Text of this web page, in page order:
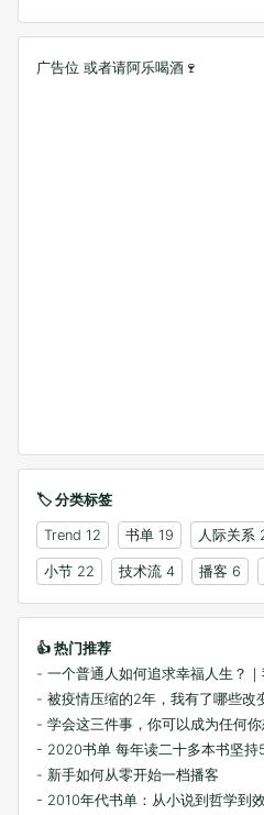
广告位 或者请阿乐喝酒🍷
🏷️ 分类标签
Trend 12 书单 19 人际关系
小节 22 技术流 4 播客 6
👍 热门推荐
- 一个普通人如何追求幸福人生？｜
- 被疫情压缩的2年，我有了哪些改
- 学会这三件事，你可以成为任何
- 2020书单 每年读二十多本书坚持
- 新手如何从零开始一档播客
- 2010年代书单：从小说到哲学到